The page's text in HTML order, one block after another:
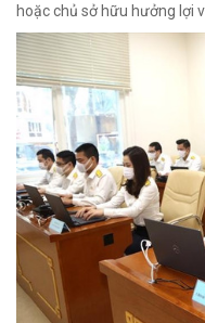
hoặc chủ sở hữu hưởng lợi